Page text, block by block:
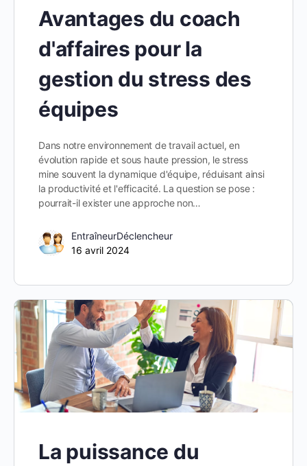
Avantages du coach
d'affaires pour la
gestion du stress des
équipes
Dans notre environnement de travail actuel, en
évolution rapide et sous haute pression, le stress
mine souvent la dynamique d'équipe, réduisant ainsi
la productivité et l'efficacité. La question se pose :
pourrait-il exister une approche non…
EntraîneurDéclencheur
16 avril 2024
La puissance du